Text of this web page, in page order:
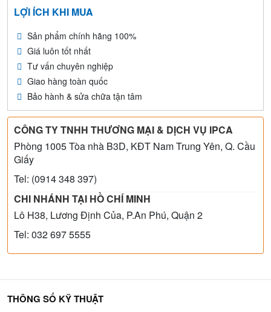
LỢI ÍCH KHI MUA
Sản phẩm chính hãng 100%
Giá luôn tốt nhất
Tư vấn chuyên nghiệp
Giao hàng toàn quốc
Bảo hành & sửa chữa tận tâm
CÔNG TY TNHH THƯƠNG MẠI & DỊCH VỤ IPCA
Phòng 1005 Tòa nhà B3D, KĐT Nam Trung Yên, Q. Cầu
Giấy
Tel: (0914 348 397)
CHI NHÁNH TẠI HỒ CHÍ MINH
Lô H38, Lương Định Của, P.An Phú, Quận 2
Tel: 032 697 5555
THÔNG SỐ KỸ THUẬT